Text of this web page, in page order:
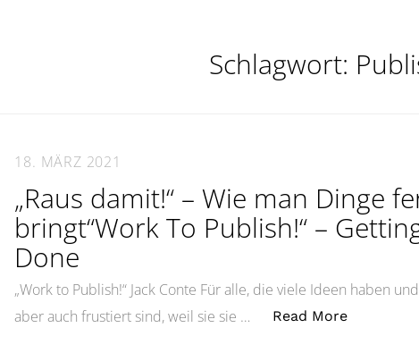
Schlagwort:
18. MÄRZ 2021
„Raus damit!“ – Wie man Dinge
bringt“Work To Publish!“ –
Done
„Work to Publish!“ Jack Conte Für alle, die viele Ideen haben
aber auch frustiert sind, weil sie sie …
Read More„„Raus